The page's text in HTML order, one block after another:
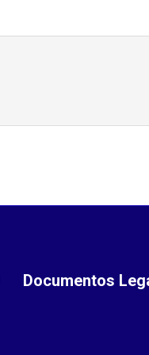
Documentos